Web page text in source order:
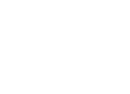
расценки и
а также
м.